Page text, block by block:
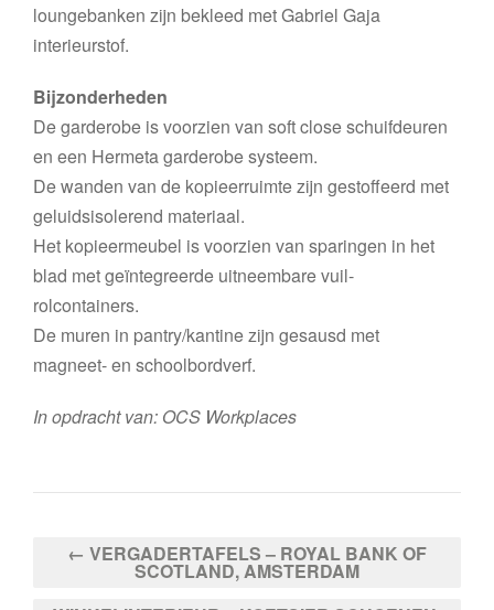
loungebanken zijn bekleed met Gabriel Gaja
interieurstof.
Bijzonderheden
De garderobe is voorzien van soft close schuifdeuren
en een Hermeta garderobe systeem.
De wanden van de kopieerruimte zijn gestoffeerd met
geluidsisolerend materiaal.
Het kopieermeubel is voorzien van sparingen in het
blad met geïntegreerde uitneembare vuil-
rolcontainers.
De muren in pantry/kantine zijn gesausd met
magneet- en schoolbordverf.
In opdracht van: OCS Workplaces
← VERGADERTAFELS – ROYAL BANK OF
SCOTLAND, AMSTERDAM